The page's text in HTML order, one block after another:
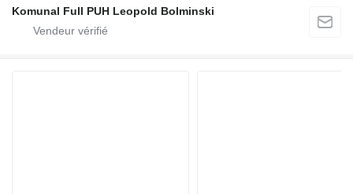
Komunal Full PUH Leopold Bolminski